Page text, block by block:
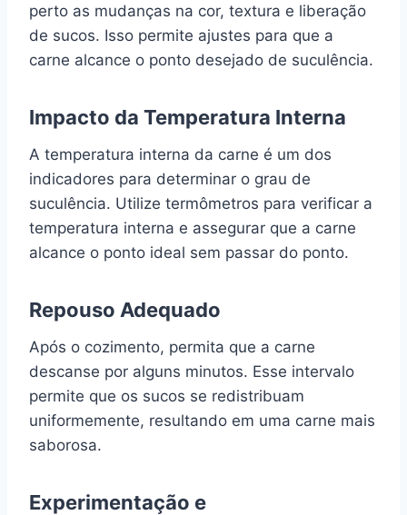
perto as mudanças na cor, textura e liberação
de sucos. Isso permite ajustes para que a
carne alcance o ponto desejado de suculência.
Impacto da Temperatura Interna
A temperatura interna da carne é um dos
indicadores para determinar o grau de
suculência. Utilize termômetros para verificar a
temperatura interna e assegurar que a carne
alcance o ponto ideal sem passar do ponto.
Repouso Adequado
Após o cozimento, permita que a carne
descanse por alguns minutos. Esse intervalo
permite que os sucos se redistribuam
uniformemente, resultando em uma carne mais
saborosa.
Experimentação e